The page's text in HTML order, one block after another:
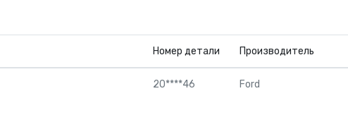
Номер детали Производитель
20****46 Ford